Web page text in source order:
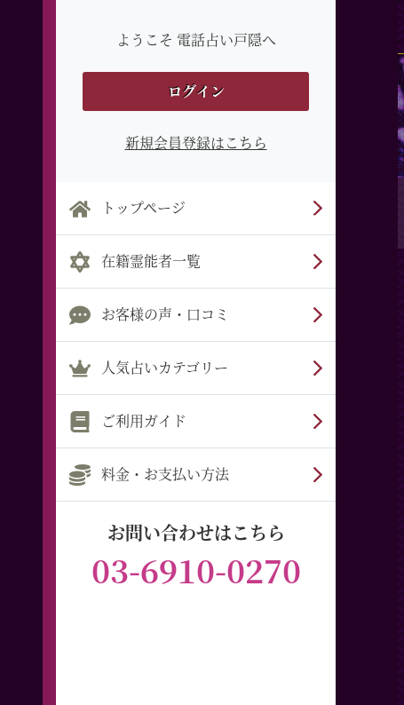
ようこそ 電話占い戸隠へ
ログイン
新規会員登録はこちら
トップページ
在籍霊能者一覧
お客様の声・口コミ
人気占いカテゴリー
ご利用ガイド
料金・お支払い方法
お問い合わせはこちら
03-6910-0270